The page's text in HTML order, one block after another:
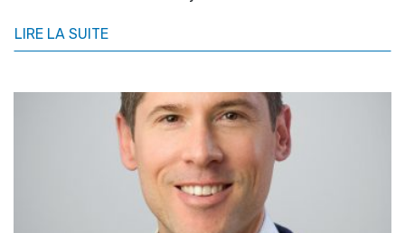
LIRE LA SUITE